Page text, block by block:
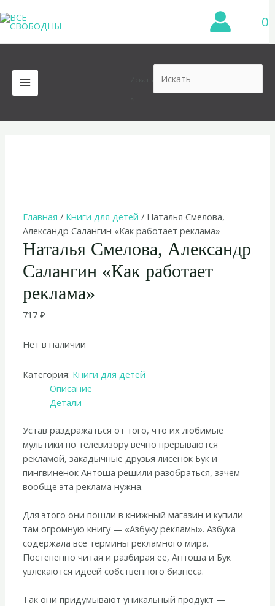
к
содержимому
0
MAIN
MENU
Главная / Книги для детей / Наталья Смелова,
Александр Салангин «Как работает реклама»
Наталья Смелова, Александр
Салангин «Как работает
реклама»
717₽
Нет в наличии
Категория: Книги для детей
Описание
Детали
Устав раздражаться от того, что их любимые
мультики по телевизору вечно прерываются
рекламой, закадычные друзья лисенок Бук и
пингвиненок Антоша решили разобраться, зачем
вообще эта реклама нужна.
Для этого они пошли в книжный магазин и купили
там огромную книгу — «Азбуку рекламы». Азбука
содержала все термины рекламного мира.
Постепенно читая и разбирая ее, Антоша и Бук
увлекаются идеей собственного бизнеса.
Так они придумывают уникальный продукт —